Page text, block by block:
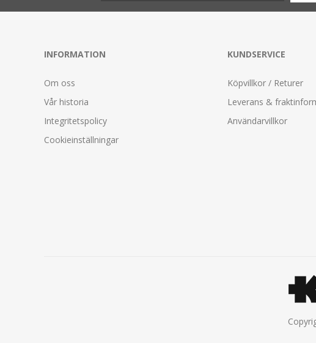
INFORMATION
Om oss
Vår historia
Integritetspolicy
Cookieinställningar
KUNDSERVICE
Köpvillkor / Returer
Leverans &
Användarvillkor